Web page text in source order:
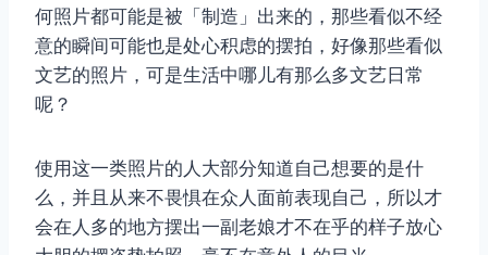
何照片都可能是被「制造」出来的，那些看似不经
意的瞬间可能也是处心积虑的摆拍，好像那些看似
文艺的照片，可是生活中哪儿有那么多文艺日常
呢？
使用这一类照片的人大部分知道自己想要的是什
么，并且从来不畏惧在众人面前表现自己，所以才
会在人多的地方摆出一副老娘才不在乎的样子放心